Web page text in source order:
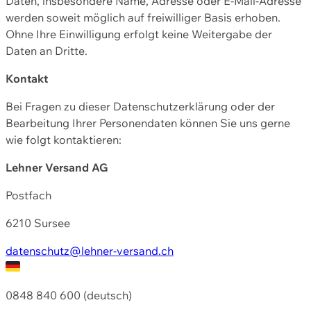
werden soweit möglich auf freiwilliger Basis erhoben.
Ohne Ihre Einwilligung erfolgt keine Weitergabe der
Daten an Dritte.
Kontakt
Bei Fragen zu dieser Datenschutzerklärung oder der
Bearbeitung Ihrer Personendaten können Sie uns gerne
wie folgt kontaktieren:
Lehner Versand AG
Postfach
6210 Sursee
datenschutz@lehner-versand.ch
0848 840 600 (deutsch)